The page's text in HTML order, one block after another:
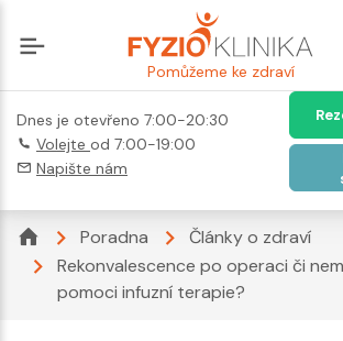
Pomůžeme ke zdraví
Dnes je otevřeno 7:00-20:30
Volejte od 7:00-19:00
Napište nám
Poradna
Články o zdraví
Rekonvalescence po operaci či
pomoci infuzní terapie?